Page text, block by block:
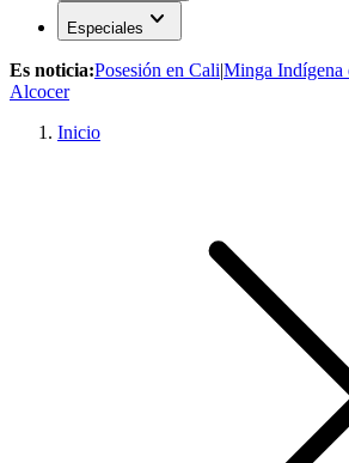
Especiales expand_more
Es noticia:Posesión en Cali|Minga Indígena
Alcocer
Inicio